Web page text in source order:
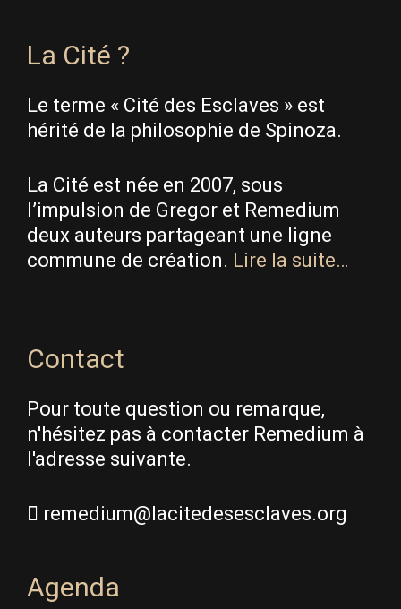
La Cité ?
Le terme « Cité des Esclaves » est
hérité de la philosophie de Spinoza.
La Cité est née en 2007, sous
l’impulsion de Gregor et Remedium
deux auteurs partageant une ligne
commune de création. Lire la suite…
Contact
Pour toute question ou remarque,
n'hésitez pas à contacter Remedium à
l'adresse suivante.
remedium@lacitedesesclaves.org
Agenda